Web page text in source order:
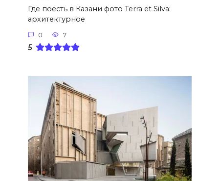
Где поесть в Казани фото Terra et Silva:
архитектурное
0 7
5